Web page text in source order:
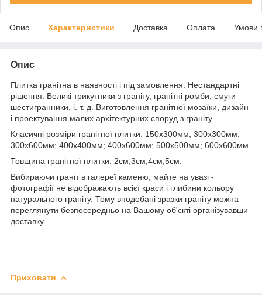
Опис Характеристики Доставка Оплата Умови
Опис
Плитка гранітна в наявності і під замовлення. Нестандартні
рішення. Великі трикутники з граніту, гранітні ромби, смуги
шестигранники, і. т. д. Виготовлення гранітної мозаїки, дизайн
і проектування малих архітектурних споруд з граніту.
Класичні розміри гранітної плитки: 150х300мм; 300х300мм;
300х600мм; 400х400мм; 400х600мм; 500х500мм; 600х600мм.
Товщина гранітної плитки: 2см,3см,4см,5см.
Вибираючи граніт в галереї каменю, майте на увазі -
фотографії не відображають всієї краси і глибини кольору
натурального граніту. Тому вподобані зразки граніту можна
переглянути безпосередньо на Вашому об'єкті організувавши
доставку.
Приховати